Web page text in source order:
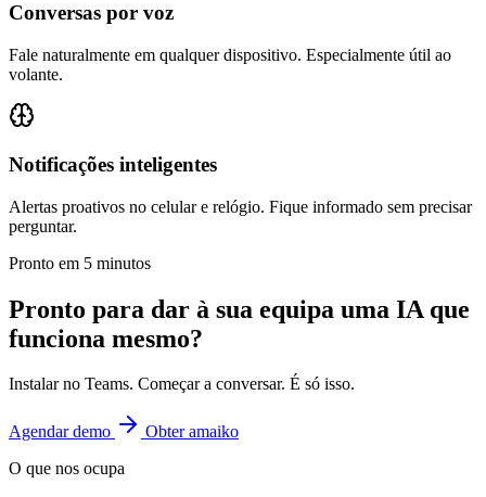
Conversas por voz
Fale naturalmente em qualquer dispositivo. Especialmente útil ao
volante.
Notificações inteligentes
Alertas proativos no celular e relógio. Fique informado sem precisar
perguntar.
Pronto em 5 minutos
Pronto para dar à sua equipa uma IA que
funciona mesmo?
Instalar no Teams. Começar a conversar. É só isso.
Agendar demo
Obter amaiko
O que nos ocupa